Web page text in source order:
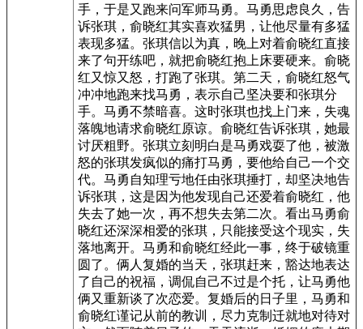
手，于是又跑来问军师马勇。马勇思虑良久，告
诉张琪，俞晓红其实喜欢猛男，让他尽量有多猛
表现多猛。张琪信以为真，晚上对着俞晓红直接
来了句开练吧，就把俞晓红抱上床要硬来。俞晓
红又惊又怒，打跑了张琪。第二天，俞晓红怒气
冲冲地跑来找马勇，表示自己坚决要和张琪分
手。马勇不禁暗喜。这时张琪也找上门来，失魂
落魄地请求俞晓红原谅。俞晓红告诉张琪，她最
讨厌粗野。张琪立刻明白是马勇戏耍了他，被激
怒的张琪发疯似的痛打马勇，要他给自己一个交
代。马勇自知理亏地任由张琪捶打，却坚决地告
诉张琪，这是因为他发现自己还爱着俞晓红，他
失去了她一次，再不想失去第二次。看出马勇俞
晓红还深深相爱的张琪，只能接受这个现实，失
落地离开。马勇和俞晓红经此一事，终于破镜重
圆了。俩人复婚的当天，张琪赶来，豁达地表达
了自己的祝福，调侃自己不过是个托，让马勇他
俩又重新谈了次恋爱。复婚后的日子里，马勇和
俞晓红谨记从前的教训，尽力克制迁就地对待对